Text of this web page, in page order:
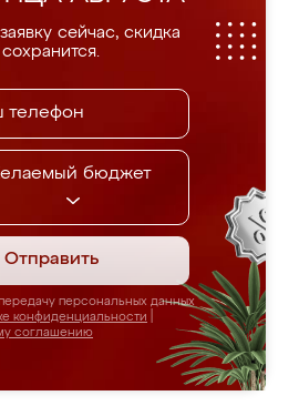
сейчас, скидка
сохранится.
бюджет
Отправить
персональных данных
конфиденциальности
соглашению